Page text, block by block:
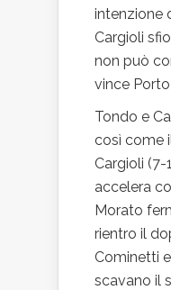
intenzione
Cargioli
non può
vince Porto
Tondo e
così come
Cargioli (7-
accelera
Morato
rientro il
Cominetti
scavano il